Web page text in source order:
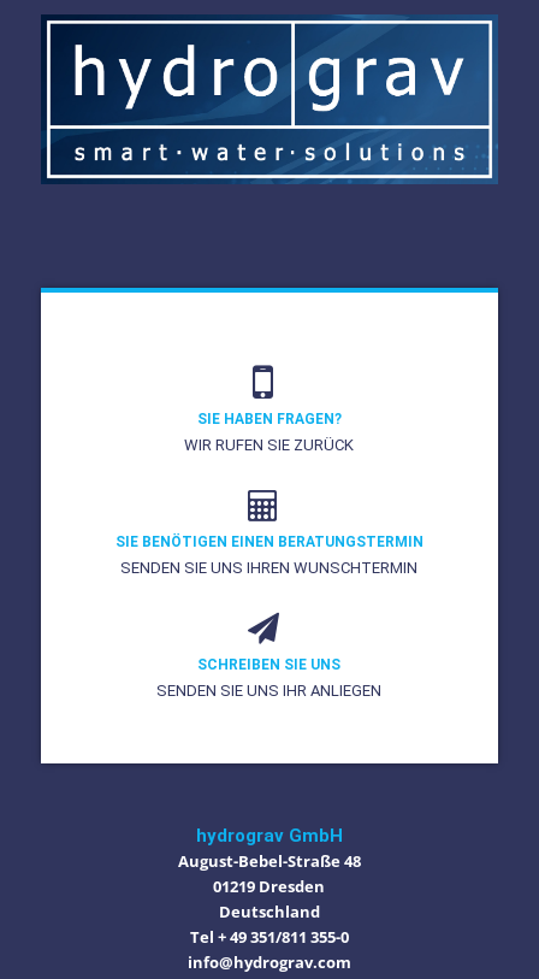
SIE HABEN FRAGEN?
WIR RUFEN SIE ZURÜCK
SIE BENÖTIGEN EINEN BERATUNGSTERMIN
SENDEN SIE UNS IHREN WUNSCHTERMIN
SCHREIBEN SIE UNS
SENDEN SIE UNS IHR ANLIEGEN
hydrograv GmbH
August-Bebel-Straße 48
01219 Dresden
Deutschland
Tel + 49 351/811 355-0
info@hydrograv.com